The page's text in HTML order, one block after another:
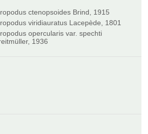
ctenopsoides Brind, 1915
viridiauratus Lacepède, 1801
opercularis var. spechti
1936